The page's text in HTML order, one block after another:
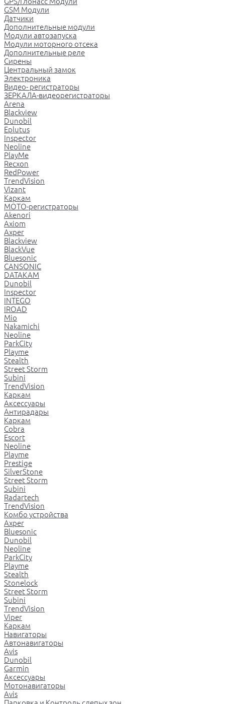
GSM Модули
Датчики
Дополнительные модули
Модули автозапуска
Модули моторного отсека
Дополнительные реле
Сирены
Центральный замок
Электроника
Видео- регистраторы
ЗЕРКАЛА-видеорегистраторы
Arena
Blackview
Dunobil
Eplutus
Inspector
Neoline
PlayMe
Recxon
RedPower
TrendVision
Vizant
Каркам
МОТО-регистраторы
Akenori
Axiom
Axper
Blackview
BlackVue
Bluesonic
CANSONIC
DATAKAM
Dunobil
Inspector
INTEGO
IROAD
Mio
Nakamichi
Neoline
ParkCity
Playme
Stealth
Street Storm
Subini
TrendVision
Каркам
Аксессуары
Антирадары
Каркам
Cobra
Escort
Neoline
Playme
Prestige
SilverStone
Street Storm
Subini
Radartech
TrendVision
Комбо устройства
Axper
Bluesonic
Dunobil
Neoline
ParkCity
Playme
Stealth
Stonelock
Street Storm
Subini
TrendVision
Viper
Каркам
Навигаторы
Автонавигаторы
Avis
Dunobil
Garmin
Аксессуары
Мотонавигаторы
Avis